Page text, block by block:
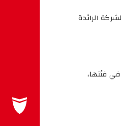
الرائدة
فئتها،